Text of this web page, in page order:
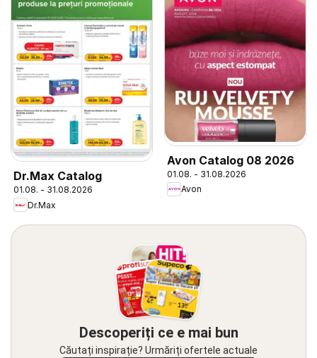
Dr.Max Catalog
01.08. - 31.08.2026
Dr.Max
Avon Catalog 08 2026
01.08. - 31.08.2026
Avon
Descoperiți ce e mai bun
Căutați inspirație? Urmăriți ofertele actuale